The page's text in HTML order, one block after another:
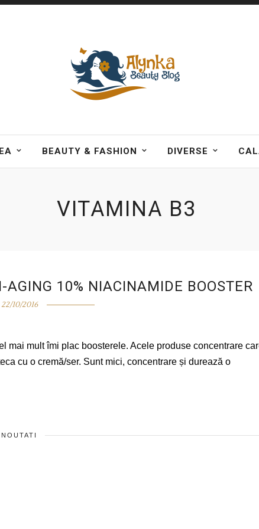
BEAUTY & FASHION DIVERSE
VITAMINA B3
AGING 10% NIACINAMIDE BOOSTER
22/10/2016
mai mult îmi plac boosterele. Acele produse concentrare
cu o cremă/ser. Sunt mici, concentrare și durează o
NOUTATI